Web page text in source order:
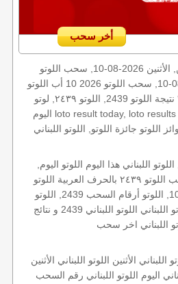
أخر سحب
اليكم نتائج اللوتو الأثنين, الأثنين 2026-08-10, سحب اللوتو
2026-08-10, سحب اللوتو 2026 10 أب اللوتو, loto, lotto, نتيجة
اللوتو, نتيجة اللوتو ٢٤٣٩ نتيجة اللوتو 2439, اللوتو ٢٤٣٩, لوتو
اليوم loto result today, loto results today اللوتو هذا الاسبوع
اللبناني هذا اليوم اللوتو اليوم,
اللوتو 2439 عو رقم سحب اللوتو ٢٤٣٩ بالحرف العربية اللوتو
1718, اللوتو 2026-08-10, اللوتو أرقام السحب 2439, اللوتو
الأثنين, 2439 الأثنين اللوتو اللبناني اللوتو اللبناني 2439 و نتائج
اللبناني الأثنين اللوتو اللبناني الأثنين
اللبناني اليوم اللوتو اللبناني رقم السحب